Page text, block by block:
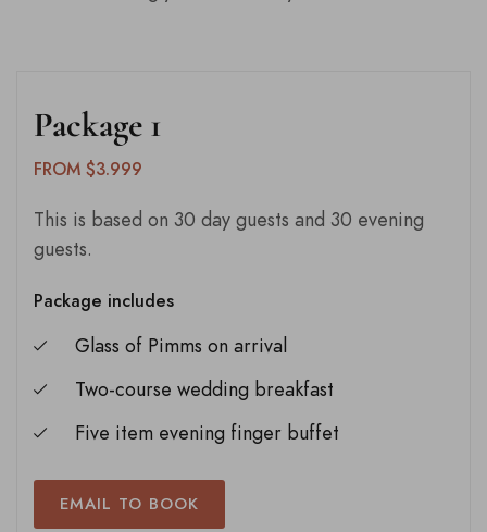
Package 1
FROM $3.999
This is based on 30 day guests and 30 evening
guests.
Package includes
Glass of Pimms on arrival
Two-course wedding breakfast
Five item evening finger buffet
EMAIL TO BOOK